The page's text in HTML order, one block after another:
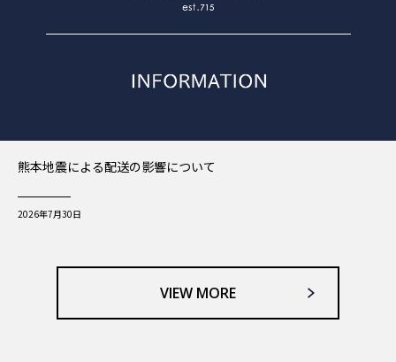
熊本地震による配送の影響について
2026年7月30日
VIEW MORE